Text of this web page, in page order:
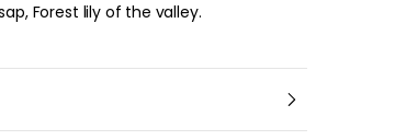
Forest lily of the valley.